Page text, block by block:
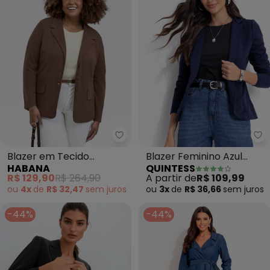
Habana - Blazer em Tecido
Blazer em Tecido
Texturizado (Marrom
Escuro)
HABANA
R$ 129,90R$ 264,90
ou 4x de R$ 32,47 sem juros
Blazer Feminino Azul
Marinho em Moletinho
com Botão Único
QUINTESS
A partir deR$ 109,99
ou 3x de R$ 36,66 sem juros
-44% -44%